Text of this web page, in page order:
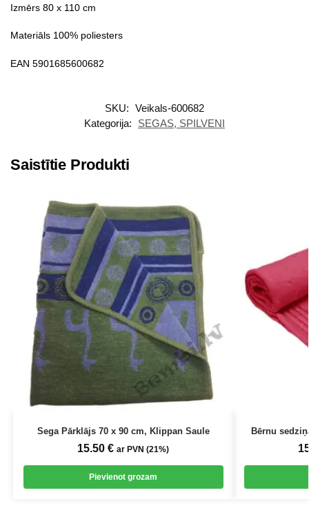
Izmērs 80 x 110 cm
Materiāls 100% poliesters
EAN 5901685600682
SKU: Veikals-600682
Kategorija:
SEGAS, SPILVENI
Saistītie Produkti
Sega Pārklājs 70 x 90 cm, Klippan Saule
15.50€ ar PVN (21%)
Pievienot grozam
Bērnu